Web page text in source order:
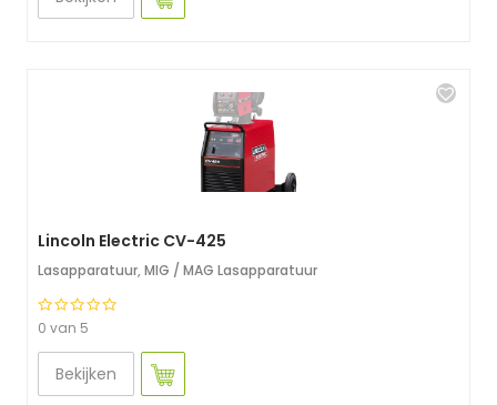
Lincoln Electric CV-425
Lasapparatuur, MIG / MAG Lasapparatuur
0 van 5
Bekijken